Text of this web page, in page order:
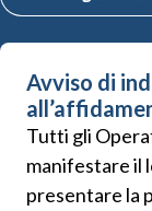
Avviso di
Tutti gli
manifestare il
presentare la